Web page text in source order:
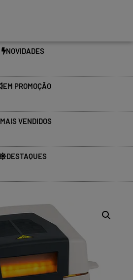
NOVIDADES
EM PROMOÇÃO
MAIS VENDIDOS
DESTAQUES